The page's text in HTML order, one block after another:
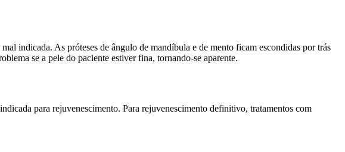
indicada. As próteses de ângulo de mandíbula e de mento ficam escondidas por trás
se a pele do paciente estiver fina, tornando-se aparente.
para rejuvenescimento. Para rejuvenescimento definitivo, tratamentos com